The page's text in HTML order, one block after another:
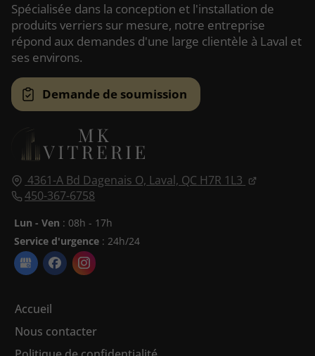
4361-A Bd Dagenais O, Laval, QC H7R 1L3
450-367-6758
Lun - Ven : 08h - 17h
Service d'urgence : 24h/24
Accueil
Nous contacter
Spécialisée dans la conception et l'installation de
produits verriers sur mesure, notre entreprise
répond aux demandes d'une large clientèle à Laval et
ses environs.
Demande de soumission